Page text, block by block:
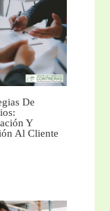
De
Y
Al Cliente